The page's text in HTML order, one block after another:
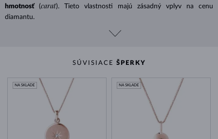
hmotnosť
(carat). Tieto vlastnosti majú zásadný vplyv na cenu
diamantu.
SÚVISIACE ŠPERKY
NA SKLADE NA SKLADE